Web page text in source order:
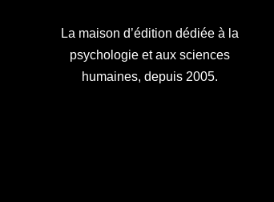
La maison d’édition dédiée à la
psychologie et aux sciences
humaines, depuis 2005.